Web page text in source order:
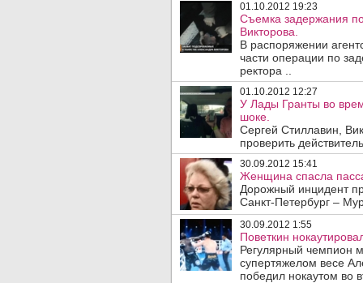
01.10.2012 19:23
Съемка задержания
Викторова.
В распоряжении
части операции по
ректора ..
01.10.2012 12:27
У Лады Гранты во
шоке.
Сергей Стиллавин,
проверить
30.09.2012 15:41
Женщина спасла
Дорожный инцидент
Санкт-Петербург –
30.09.2012 1:55
Поветкин
Регулярный чемпион
супертяжелом весе
победил нокаутом во